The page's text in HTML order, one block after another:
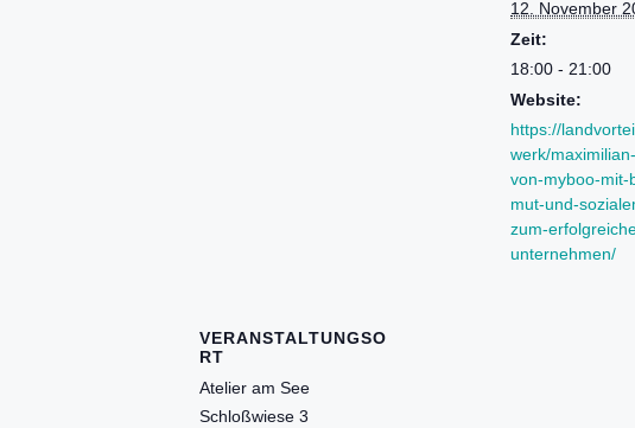
12. November
Zeit:
18:00 - 21:00
Website:
https://
werk/
von-myboo-mit-
mut-und-
zum-
unternehmen/
VERANSTALTUNGSO
RT
Atelier am See
Schloßwiese 3